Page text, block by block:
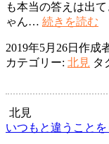
で
は
い
も本当の答えは出
ゃん… 続きを読む
問
は
る
2019年5月26日 作成
カテゴリー: 北見 タ
北見
いつもと違うこと